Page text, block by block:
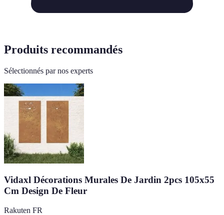
Produits recommandés
Sélectionnés par nos experts
Vidaxl Décorations Murales De Jardin 2pcs 105x55
Cm Design De Fleur
Rakuten FR